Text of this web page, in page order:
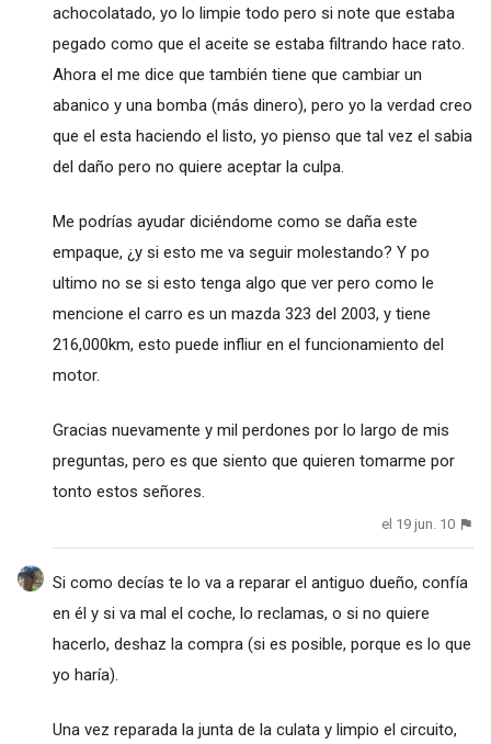
achocolatado, yo lo limpie todo pero si note que estaba
pegado como que el aceite se estaba filtrando hace rato.
Ahora el me dice que también tiene que cambiar un
abanico y una bomba (más dinero), pero yo la verdad creo
que el esta haciendo el listo, yo pienso que tal vez el sabia
del daño pero no quiere aceptar la culpa.
Me podrías ayudar diciéndome como se daña este
empaque, ¿y si esto me va seguir molestando? Y po
ultimo no se si esto tenga algo que ver pero como le
mencione el carro es un mazda 323 del 2003, y tiene
216,000km, esto puede infliur en el funcionamiento del
motor.
Gracias nuevamente y mil perdones por lo largo de mis
preguntas, pero es que siento que quieren tomarme por
tonto estos señores.
el 19 jun. 10
Si como decías te lo va a reparar el antiguo dueño, confía
en él y si va mal el coche, lo reclamas, o si no quiere
hacerlo, deshaz la compra (si es posible, porque es lo que
yo haría).
Una vez reparada la junta de la culata y limpio el circuito,